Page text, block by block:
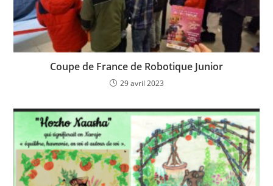
Coupe de France de Robotique Junior
29 avril 2023